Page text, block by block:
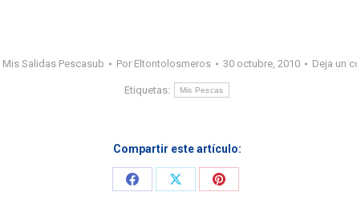
Mis Salidas Pescasub Por Eltontolosmeros 30 octubre, 2010 Deja un
Etiquetas: Mis Pescas
Compartir este artículo:
Share
Share
Share